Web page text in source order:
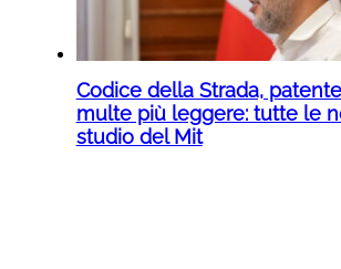
Codice della Strada,
multe più leggere: tutte le
studio del Mit